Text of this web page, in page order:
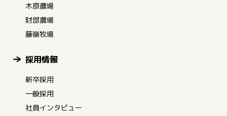
木原農場
財部農場
藤嶺牧場
採用情報
新卒採用
一般採用
社員インタビュー